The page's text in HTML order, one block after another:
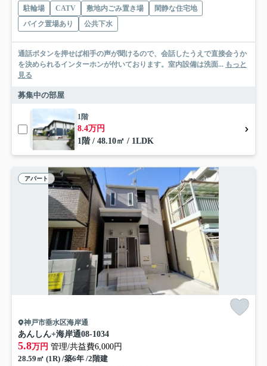
駐輪場 CATV 敷地内ごみ置き場
閑静な住宅地
バイク置場あり
公共下水
通話ボタンを押せば相手の声が聞けるので、会話したうえで直接会うか
を決められるインターホンが付いております。室内設備は洗面... もっと
見る
募集中の部屋
1階
8.4万円
1階 / 48.10㎡ / 1LDK
アパート
神戸市垂水区海岸通
あんしん+海岸通08-1034
5.8万円 管理/共益費6,000円
28.59㎡ (1R) /築6年 /2階建